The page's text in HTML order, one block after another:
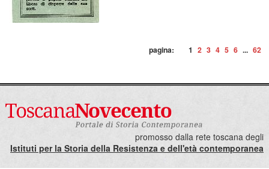
pagina: 1 2 3 4 5 6 ... 62
promosso dalla rete toscana degli
Istituti per la Storia della Resistenza e dell'età contemporanea